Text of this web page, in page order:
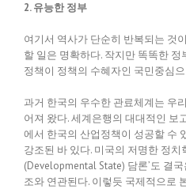
2. 유능한 정부
여기서 역사가 단순히 반복되는 것
할 일은 명확하다. 작지만 똑똑한
정책이 정책의 수혜자인 국민중심
과거 한국의 우수한 관료체계는 우
어져 왔다. 세계은행의 대대적인 보
에서 한국의 산업정책이 성공할 수
강조된 바 있다. 미국의 저명한 정치
(Developmental State) 담론’도 결
조와 연관된다. 이렇듯 국제적으로